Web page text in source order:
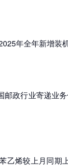
年全年新增装
政行业寄递业
乙烯较上月同期